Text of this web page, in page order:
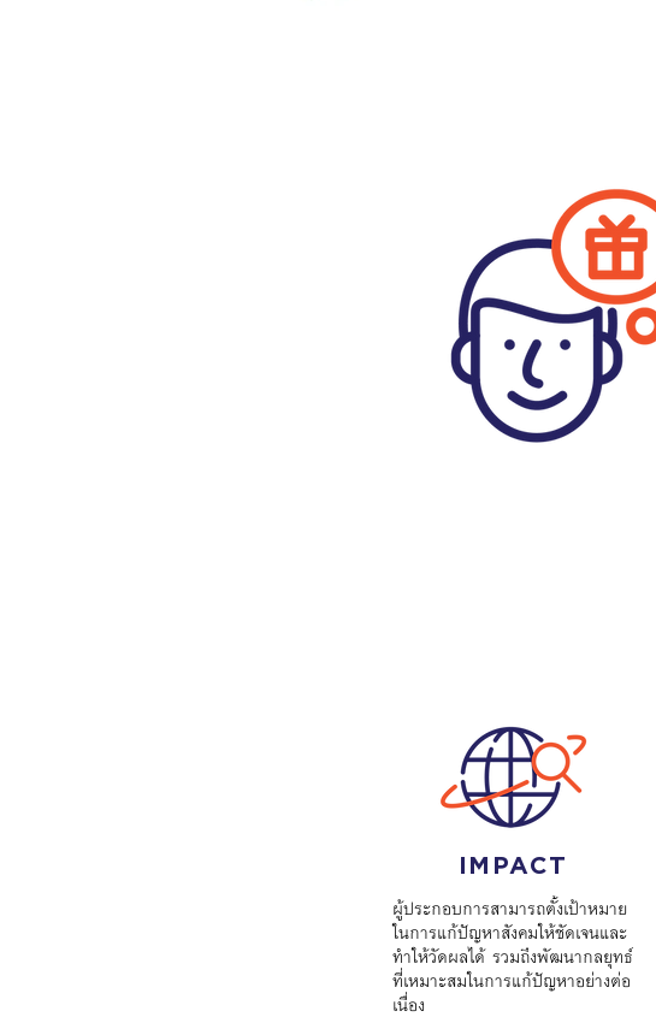
IMPACT
ผู้ประกอบการสามารถตั้งเป้าหมาย
ในการแก้ปัญหาสังคมให้ชัดเจนและ
ทำให้วัดผลได้ รวมถึงพัฒนากลยุทธ์
ที่เหมาะสมในการแก้ปัญหาอย่างต่อ
เนื่อง